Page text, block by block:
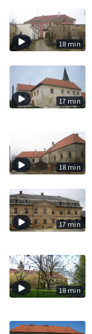
18 min
17 min
18 min
17 min
18 min